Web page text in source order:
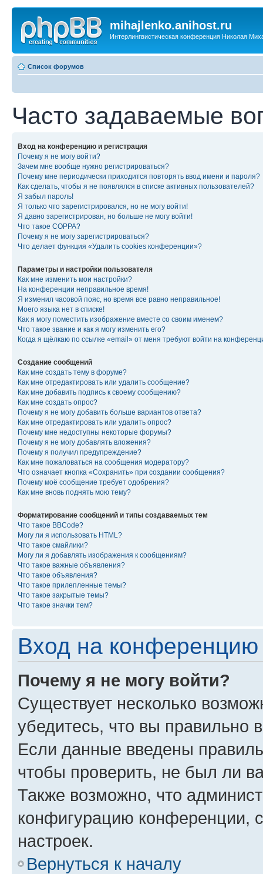
mihajlenko.anihost.ru
Интерлингвистическая конференция Николая
Список форумов
Часто задаваемые
Вход на конференцию и регистрация
Почему я не могу войти?
Зачем мне вообще нужно регистрироваться?
Почему мне периодически приходится повторять ввод имени и пароля?
Как сделать, чтобы я не появлялся в списке активных пользователей?
Я забыл пароль!
Я только что зарегистрировался, но не могу войти!
Я давно зарегистрирован, но больше не могу войти!
Что такое COPPA?
Почему я не могу зарегистрироваться?
Что делает функция «Удалить cookies конференции»?
Параметры и настройки пользователя
Как мне изменить мои настройки?
На конференции неправильное время!
Я изменил часовой пояс, но время все равно неправильное!
Моего языка нет в списке!
Как я могу поместить изображение вместе со своим именем?
Что такое звание и как я могу изменить его?
Когда я щёлкаю по ссылке «email» от меня требуют войти на
Создание сообщений
Как мне создать тему в форуме?
Как мне отредактировать или удалить сообщение?
Как мне добавить подпись к своему сообщению?
Как мне создать опрос?
Почему я не могу добавить больше вариантов ответа?
Как мне отредактировать или удалить опрос?
Почему мне недоступны некоторые форумы?
Почему я не могу добавлять вложения?
Почему я получил предупреждение?
Как мне пожаловаться на сообщения модератору?
Что означает кнопка «Сохранить» при создании сообщения?
Почему моё сообщение требует одобрения?
Как мне вновь поднять мою тему?
Форматирование сообщений и типы создаваемых тем
Что такое BBCode?
Могу ли я использовать HTML?
Что такое смайлики?
Могу ли я добавлять изображения к сообщениям?
Что такое важные объявления?
Что такое объявления?
Что такое прилепленные темы?
Что такое закрытые темы?
Что такое значки тем?
Вход на конференцию
Почему я не могу войти?
Существует несколько
убедитесь, что вы правильно
Если данные введены
чтобы проверить, не был ли
Также возможно, что
конфигурацию конференции,
настроек.
Вернуться к началу